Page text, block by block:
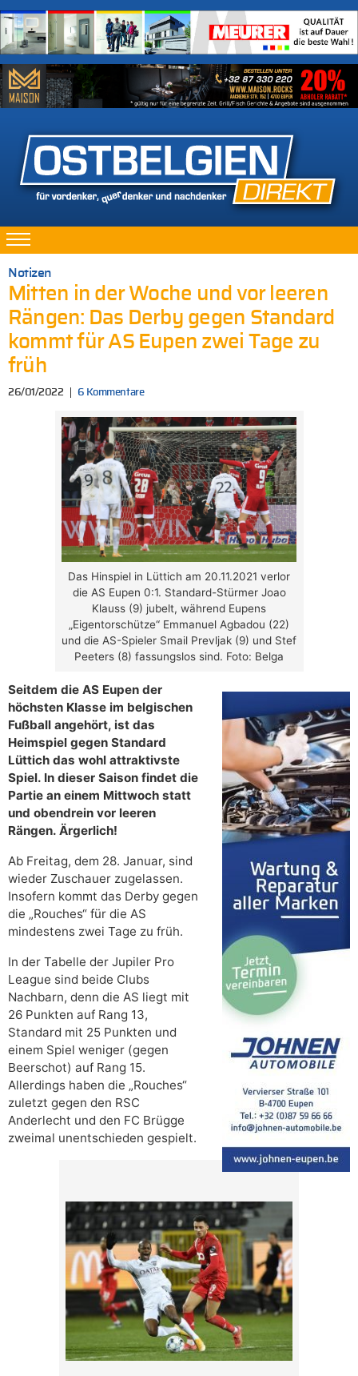
Notizen
Mitten in der Woche und vor leeren
Rängen: Das Derby gegen Standard
kommt für AS Eupen zwei Tage zu
früh
26/01/2022 6 Kommentare
Das Hinspiel in Lüttich am 20.11.2021 verlor
die AS Eupen 0:1. Standard-Stürmer Joao
Klauss (9) jubelt, während Eupens
„Eigentorschütze“ Emmanuel Agbadou (22)
und die AS-Spieler Smail Prevljak (9) und Stef
Peeters (8) fassungslos sind. Foto: Belga
Seitdem die AS Eupen der
höchsten Klasse im belgischen
Fußball angehört, ist das
Heimspiel gegen Standard
Lüttich das wohl attraktivste
Spiel. In dieser Saison findet die
Partie an einem Mittwoch statt
und obendrein vor leeren
Rängen. Ärgerlich!
Ab Freitag, dem 28. Januar, sind
wieder Zuschauer zugelassen.
Insofern kommt das Derby gegen
die „Rouches“ für die AS
mindestens zwei Tage zu früh.
In der Tabelle der Jupiler Pro
League sind beide Clubs
Nachbarn, denn die AS liegt mit
26 Punkten auf Rang 13,
Standard mit 25 Punkten und
einem Spiel weniger (gegen
Beerschot) auf Rang 15.
Allerdings haben die „Rouches“
zuletzt gegen den RSC
Anderlecht und den FC Brügge
zweimal unentschieden gespielt.